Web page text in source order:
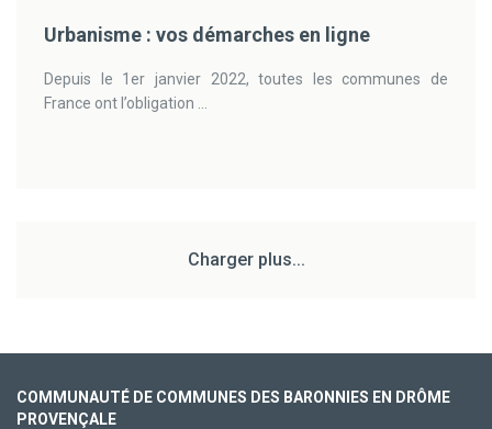
Urbanisme : vos démarches en ligne
Depuis le 1er janvier 2022, toutes les communes de
France ont l’obligation ...
Charger plus...
COMMUNAUTÉ DE COMMUNES DES BARONNIES EN DRÔME
PROVENÇALE